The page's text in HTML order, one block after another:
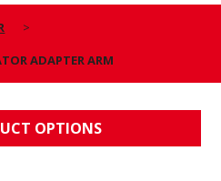
ADAPTER ARM
INDICATOR ADAPTER
OPTIONS